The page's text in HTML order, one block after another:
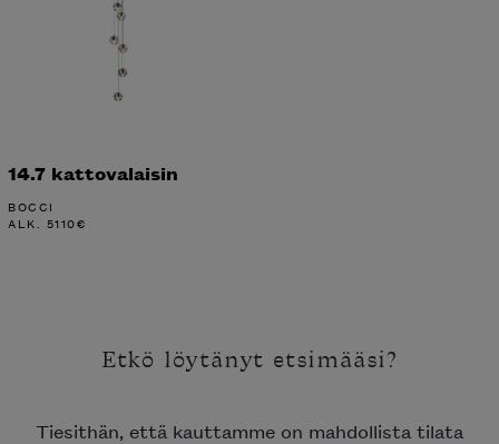
14.7 kattovalaisin
BOCCI
ALK. 5110€
Etkö löytänyt etsimääsi?
Tiesithän, että kauttamme on mahdollista tilata